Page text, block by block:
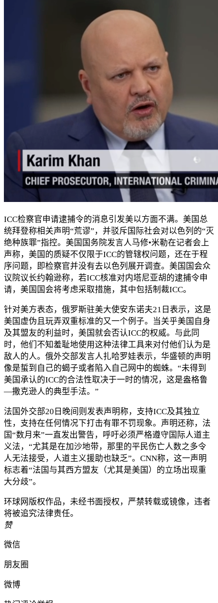
ICC检察官申请逮捕令的消息引发美以方面不满。美国总
统拜登称相关声明“荒谬”，并驳斥国际社会对以色列的“灭
绝种族罪”指控。美国国务院发言人马修•米勒在记者会上
声称，美国的质疑不仅限于ICC的管辖权问题，还在于程
序问题，即检察官并没有去以色列展开调查。美国国会众
议院议长约翰逊称，若ICC核准对内塔尼亚胡的逮捕令申
请，美国国会将考虑采取措施，其中包括制裁ICC。
针对美方表态，俄罗斯驻美大使安东诺夫21日表示，这是
美国虚伪且玩弄双重标准的又一个例子。当关乎美国自身
及其盟友的利益时，美国就会否认ICC的权威。与此同
时，他们不知羞耻地使用这种法律工具来对付他们认为是
敌人的人。俄外交部发言人扎哈罗娃表示，华盛顿的声明
像是蜇到自己的蝎子或者陷入自己网中的蜘蛛。“未得到
美国承认的ICC的合法性取决于一时的情况，这是盎格鲁
—撒克逊人的典型手法。”
法国外交部20日晚间则发表声明称，支持ICC及其独立
性，支持在任何情况下打击有罪不罚现象。声明还称，法
国“数月来”一直发出警告，呼吁必须严格遵守国际人道主
义法，“尤其是在加沙地带，那里的平民伤亡人数之多令
人无法接受，人道主义援助也缺乏”。CNN称，这一声明
标志着“法国与其西方盟友（尤其是美国）的立场出现重
大分歧”。
环球网版权作品，未经书面授权，严禁转载或镜像，违者
将被追究法律责任。
赞
微信
朋友圈
微博